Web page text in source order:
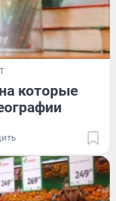
которые